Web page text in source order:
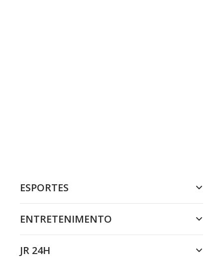
ESPORTES
ENTRETENIMENTO
JR 24H